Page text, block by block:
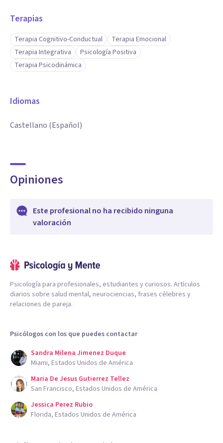
Terapias
Terapia Cognitivo-Conductual
Terapia Emocional
Terapia Integrativa
Psicología Positiva
Terapia Psicodinámica
Idiomas
Castellano (Español)
Opiniones
Este profesional no ha recibido ninguna
valoración
Psicología para profesionales, estudiantes y curiosos. Artículos
diarios sobre salud mental, neurociencias, frases célebres y
relaciones de pareja.
Psicólogos con los que puedes contactar
Sandra Milena Jimenez Duque
Miami, Estados Unidos de América
Maria De Jesus Gutierrez Tellez
San Francisco, Estados Unidos de América
Jessica Perez Rubio
Florida, Estados Unidos de América